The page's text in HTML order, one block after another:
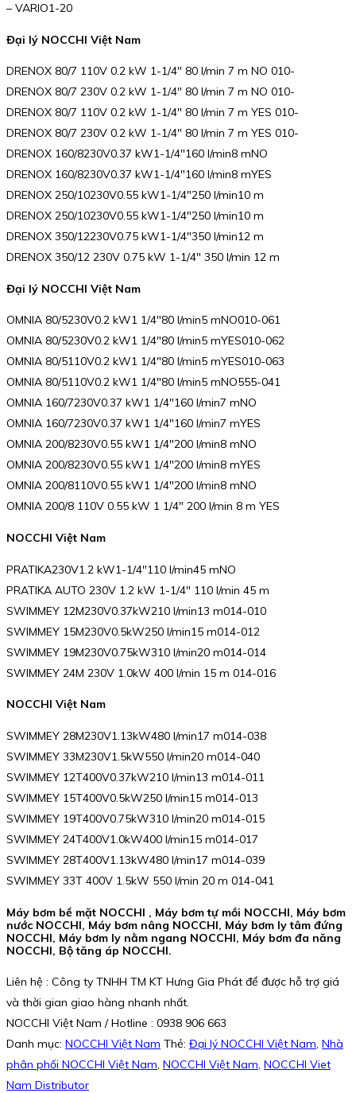
– VARIO1-20
Đại lý NOCCHI Việt Nam
DRENOX 80/7 110V 0.2 kW 1-1/4″ 80 l/min 7 m NO 010-
DRENOX 80/7 230V 0.2 kW 1-1/4″ 80 l/min 7 m NO 010-
DRENOX 80/7 110V 0.2 kW 1-1/4″ 80 l/min 7 m YES 010-
DRENOX 80/7 230V 0.2 kW 1-1/4″ 80 l/min 7 m YES 010-
DRENOX 160/8230V0.37 kW1-1/4″160 l/min8 mNO
DRENOX 160/8230V0.37 kW1-1/4″160 l/min8 mYES
DRENOX 250/10230V0.55 kW1-1/4″250 l/min10 m
DRENOX 250/10230V0.55 kW1-1/4″250 l/min10 m
DRENOX 350/12230V0.75 kW1-1/4″350 l/min12 m
DRENOX 350/12 230V 0.75 kW 1-1/4″ 350 l/min 12 m
Đại lý NOCCHI Việt Nam
OMNIA 80/5230V0.2 kW1 1/4″80 l/min5 mNO010-061
OMNIA 80/5230V0.2 kW1 1/4″80 l/min5 mYES010-062
OMNIA 80/5110V0.2 kW1 1/4″80 l/min5 mYES010-063
OMNIA 80/5110V0.2 kW1 1/4″80 l/min5 mNO555-041
OMNIA 160/7230V0.37 kW1 1/4″160 l/min7 mNO
OMNIA 160/7230V0.37 kW1 1/4″160 l/min7 mYES
OMNIA 200/8230V0.55 kW1 1/4″200 l/min8 mNO
OMNIA 200/8230V0.55 kW1 1/4″200 l/min8 mYES
OMNIA 200/8110V0.55 kW1 1/4″200 l/min8 mNO
OMNIA 200/8 110V 0.55 kW 1 1/4″ 200 l/min 8 m YES
NOCCHI Việt Nam
PRATIKA230V1.2 kW1-1/4″110 l/min45 mNO
PRATIKA AUTO 230V 1.2 kW 1-1/4″ 110 l/min 45 m
SWIMMEY 12M230V0.37kW210 l/min13 m014-010
SWIMMEY 15M230V0.5kW250 l/min15 m014-012
SWIMMEY 19M230V0.75kW310 l/min20 m014-014
SWIMMEY 24M 230V 1.0kW 400 l/min 15 m 014-016
NOCCHI Việt Nam
SWIMMEY 28M230V1.13kW480 l/min17 m014-038
SWIMMEY 33M230V1.5kW550 l/min20 m014-040
SWIMMEY 12T400V0.37kW210 l/min13 m014-011
SWIMMEY 15T400V0.5kW250 l/min15 m014-013
SWIMMEY 19T400V0.75kW310 l/min20 m014-015
SWIMMEY 24T400V1.0kW400 l/min15 m014-017
SWIMMEY 28T400V1.13kW480 l/min17 m014-039
SWIMMEY 33T 400V 1.5kW 550 l/min 20 m 014-041
Máy bơm bề mặt NOCCHI , Máy bơm tự mồi NOCCHI, Máy bơm
nước NOCCHI, Máy bơm nâng NOCCHI, Máy bơm ly tâm đứng
NOCCHI, Máy bơm ly nằm ngang NOCCHI, Máy bơm đa năng
NOCCHI, Bộ tăng áp NOCCHI.
Liên hệ : Công ty TNHH TM KT Hưng Gia Phát để được hỗ trợ giá
và thời gian giao hàng nhanh nhất.
NOCCHI Việt Nam / Hotline : 0938 906 663
Danh mục: NOCCHI Việt Nam Thẻ: Đại lý NOCCHI Việt Nam, Nhà
phân phối NOCCHI Việt Nam, NOCCHI Việt Nam, NOCCHI Viet
Nam Distributor